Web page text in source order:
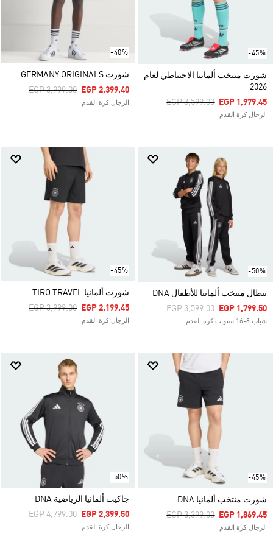
-45%
شورت منتخب ألمانيا الاحتياطي لعام
2026
Price Reduced From
EGP 3,599.00ToEGP 1,979.45
الرجال كرة القدم
-40%
شورت GERMANY ORIGINALS
Price Reduced From
EGP 3,999.00ToEGP 2,399.40
الرجال كرة القدم
-50%
بنطال منتخب ألمانيا للأطفال DNA
Price Reduced From
EGP 3,599.00ToEGP 1,799.50
شباب 8-16 سنوات كرة القدم
-45%
شورت ألمانيا TIRO TRAVEL
Price Reduced From
EGP 3,999.00ToEGP 2,199.45
الرجال كرة القدم
-45%
شورت منتخب ألمانيا DNA
Price Reduced From
EGP 3,399.00ToEGP 1,869.45
الرجال كرة القدم
-50%
جاكيت ألمانيا الرياضية DNA
Price Reduced From
EGP 4,799.00ToEGP 2,399.50
الرجال كرة القدم